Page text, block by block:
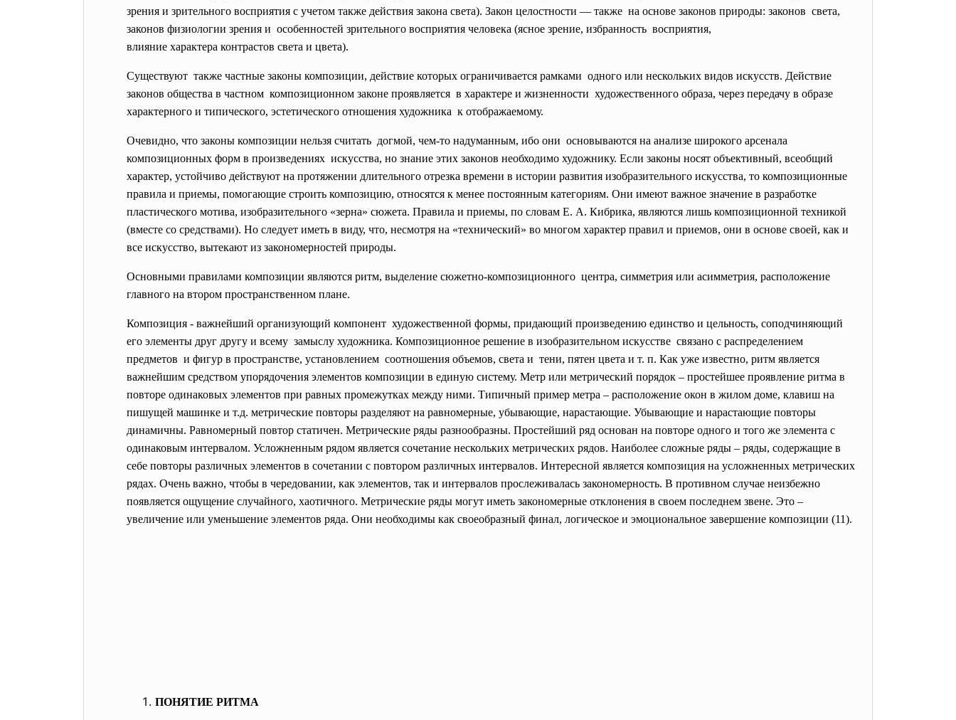
зрения и зрительного восприятия с учетом также действия закона света). Закон целостности — также на основе законов природы: законов света,
законов физиологии зрения и особенностей зрительного восприятия человека (ясное зрение, избранность восприятия,
влияние характера контрастов света и цвета).
Существуют также частные законы композиции, действие которых ограничивается рамками одного или нескольких видов искусств. Действие
законов общества в частном композиционном законе проявляется в характере и жизненности художественного образа, через передачу в образе
характерного и типического, эстетического отношения художника к отображаемому.
Очевидно, что законы композиции нельзя считать догмой, чем-то надуманным, ибо они основываются на анализе широкого арсенала
композиционных форм в произведениях искусства, но знание этих законов необходимо художнику. Если законы носят объективный, всеобщий
характер, устойчиво действуют на протяжении длительного отрезка времени в истории развития изобразительного искусства, то композиционные
правила и приемы, помогающие строить композицию, относятся к менее постоянным категориям. Они имеют важное значение в разработке
пластического мотива, изобразительного «зерна» сюжета. Правила и приемы, по словам Е. А. Кибрика, являются лишь композиционной техникой
(вместе со средствами). Но следует иметь в виду, что, несмотря на «технический» во многом характер правил и приемов, они в основе своей, как и
все искусство, вытекают из закономерностей природы.
Основными правилами композиции являются ритм, выделение сюжетно-композиционного центра, симметрия или асимметрия, расположение
главного на втором пространственном плане.
Композиция - важнейший организующий компонент художественной формы, придающий произведению единство и цельность, соподчиняющий
его элементы друг другу и всему замыслу художника. Композиционное решение в изобразительном искусстве связано с распределением
предметов и фигур в пространстве, установлением соотношения объемов, света и тени, пятен цвета и т. п. Как уже известно, ритм является
важнейшим средством упорядочения элементов композиции в единую систему. Метр или метрический порядок – простейшее проявление ритма в
повторе одинаковых элементов при равных промежутках между ними. Типичный пример метра – расположение окон в жилом доме, клавиш на
пишущей машинке и т.д. метрические повторы разделяют на равномерные, убывающие, нарастающие. Убывающие и нарастающие повторы
динамичны. Равномерный повтор статичен. Метрические ряды разнообразны. Простейший ряд основан на повторе одного и того же элемента с
одинаковым интервалом. Усложненным рядом является сочетание нескольких метрических рядов. Наиболее сложные ряды – ряды, содержащие в
себе повторы различных элементов в сочетании с повтором различных интервалов. Интересной является композиция на усложненных метрических
рядах. Очень важно, чтобы в чередовании, как элементов, так и интервалов прослеживалась закономерность. В противном случае неизбежно
появляется ощущение случайного, хаотичного. Метрические ряды могут иметь закономерные отклонения в своем последнем звене. Это –
увеличение или уменьшение элементов ряда. Они необходимы как своеобразный финал, логическое и эмоциональное завершение композиции (11).
ПОНЯТИЕ РИТМА